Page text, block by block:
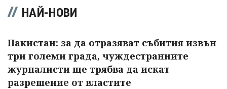
НАЙ-НОВИ
Пакистан: за да отразяват събития извън
три големи града, чуждестранните
журналисти ще трябва да искат
разрешение от властите